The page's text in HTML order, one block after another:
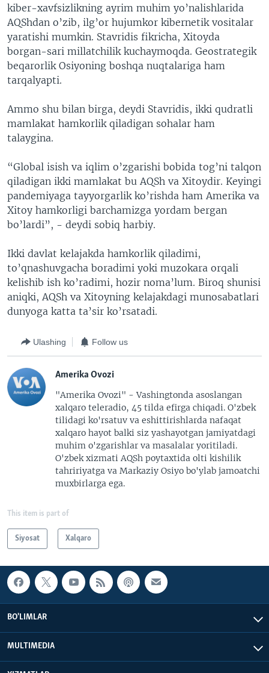
kiber-xavfsizlikning ayrim muhim yo’nalishlarida
AQShdan o’zib, ilg’or hujumkor kibernetik vositalar
yaratishi mumkin. Stavridis fikricha, Xitoyda
borgan-sari millatchilik kuchaymoqda. Geostrategik
beqarorlik Osiyoning boshqa nuqtalariga ham
tarqalyapti.
Ammo shu bilan birga, deydi Stavridis, ikki qudratli
mamlakat hamkorlik qiladigan sohalar ham
talaygina.
“Global isish va iqlim o’zgarishi bobida tog’ni talqon
qiladigan ikki mamlakat bu AQSh va Xitoydir. Keyingi
pandemiyaga tayyorgarlik ko’rishda ham Amerika va
Xitoy hamkorligi barchamizga yordam bergan
bo’lardi”, - deydi sobiq harbiy.
Ikki davlat kelajakda hamkorlik qiladimi,
to’qnashuvgacha boradimi yoki muzokara orqali
kelishib ish ko’radimi, hozir noma’lum. Biroq shunisi
aniqki, AQSh va Xitoyning kelajakdagi munosabatlari
dunyoga katta ta’sir ko’rsatadi.
Ulashing Follow us
Amerika Ovozi
"Amerika Ovozi" - Vashingtonda asoslangan
xalqaro teleradio, 45 tilda efirga chiqadi. O'zbek
tilidagi ko'rsatuv va eshittirishlarda nafaqat
xalqaro hayot balki siz yashayotgan jamiyatdagi
muhim o'zgarishlar va masalalar yoritiladi.
O'zbek xizmati AQSh poytaxtida olti kishilik
tahririyatga va Markaziy Osiyo bo'ylab jamoatchi
muxbirlarga ega.
This item is part of
Siyosat Xalqaro
BO'LIMLAR
MULTIMEDIA